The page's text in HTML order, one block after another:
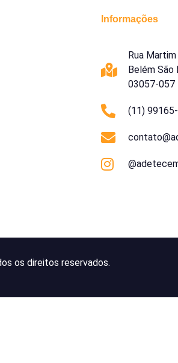
Informações
Rua
Belém São
03057-057
(11)
os direitos reservados.